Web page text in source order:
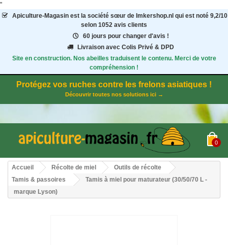
"
Apiculture-Magasinest la société sœur de Imkershop.nl qui est noté 9,2/10
selon 1052 avis clients
60 jours pour changer d'avis !
Livraison avec Colis Privé & DPD
Site en construction. Nos abeilles traduisent le contenu. Merci de votre
compréhension !
Protégez vos ruches contre les frelons asiatiques !
Découvrir toutes nos solutions ici →
0
Accueil Récolte de miel
Outils de récolte
Tamis & passoires
Tamis à miel pour maturateur (30/50/70 L -
marque Lyson)